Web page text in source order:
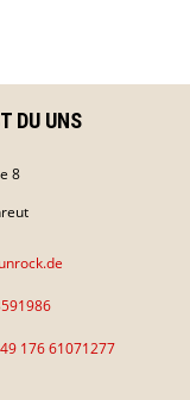
DU UNS
8
176 61071277